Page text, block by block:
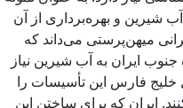
شیرین و بهره‌برداری از آن
میهن‌پرستی می‌داند که
ایران به آب شیرین نیاز
فارس این تأسیسات را
ایران که برای ساختن این